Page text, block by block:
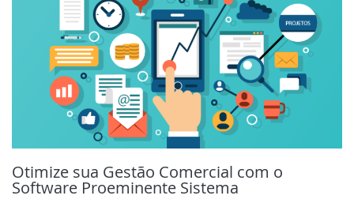
Otimize sua Gestão Comercial com o
Software Proeminente Sistema